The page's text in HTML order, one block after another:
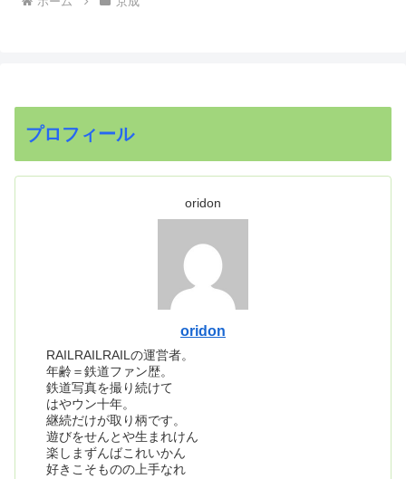
プロフィール
oridon
oridon
RAILRAILRAILの運営者。
年齢＝鉄道ファン歴。
鉄道写真を撮り続けて
はやウン十年。
継続だけが取り柄です。
遊びをせんとや生まれけん
楽しまずんばこれいかん
好きこそものの上手なれ